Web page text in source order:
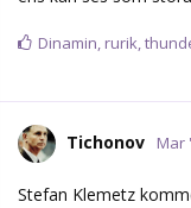
Dinamin, rurik,
Tichonov Mar
Stefan Klemetz